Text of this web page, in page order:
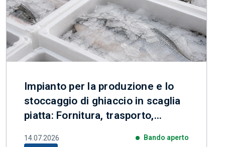
Impianto per la produzione e lo
stoccaggio di ghiaccio in scaglia
piatta: Fornitura, trasporto,
avviamento
14.07.2026 Bando aperto